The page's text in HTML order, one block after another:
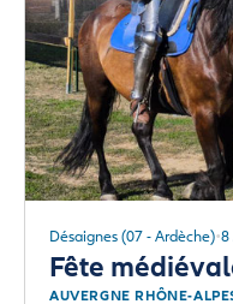
Désaignes (07 - Ardèche) 8
Fête
AUVERGNE RHÔNE-